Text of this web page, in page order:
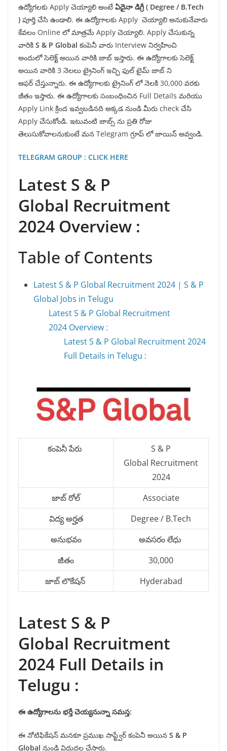
ఉద్యోగలకు Apply చెయ్యాలి అంటే ఏదైనా డిగ్రీ( Degree / B.Tech
) పూర్తి చేసి ఉండాలి. ఈ ఉద్యోగాలకు Apply చెయ్యాలి అనుకునేవారు
కేవలం Online లో మాత్రమే Apply చెయ్యాలి. Apply చేసుకున్న
వారికి S & P Global కంపెనీ వారు Interview నిర్వహించి
అందులో సెలెక్ట్ అయిన వారికి జాబ్ ఇస్తారు. ఈ ఉద్యోగాలకు సెలెక్ట్
అయిన వారికి 3 నెలలు ట్రైనింగ్ ఇచ్చి ఫుల్ టైమ్ జాబ్ ని
ఆఫర్ చేస్తున్నారు. ఈ ఉద్యోగాలకు ట్రైనింగ్ లో నెలకి 30,000 వరకు
జీతం ఇస్తారు. ఈ ఉద్యోగాలకు సంబంధించిన Full Details మరియు
Apply Link క్రింద ఇవ్వబడినది అక్కడ నుండి మీరు check చేసి
Apply చేసుకోండి. ఇటువంటి జాబ్స్ ను ప్రతి రోజు
తెలుసుకోవాలనుకుంటే మన Telegram గ్రూప్ లో జాయిన్ అవ్వండి.
TELEGRAM GROUP : CLICK HERE
Latest S & P
Global Recruitment
2024 Overview :
Table of Contents
Latest S & P Global Recruitment 2024 | S & P
Global Jobs in Telugu
Latest S & P Global Recruitment
2024 Overview :
Latest S & P Global Recruitment 2024
Full Details in Telugu :
కంపెనీ పేరు
S & P
Global Recruitment
2024
జాబ్ రోల్
Associate
విద్య అర్హత
Degree / B.Tech
అనుభవం
అవసరం లేధు
జీతం
30,000
జాబ్ లొకేషన్
Hyderabad
Latest S & P
Global Recruitment
2024 Full Details in
Telugu :
ఈ ఉద్యోగాలను భర్తీచెయ్యనున్నా సమస్త:
ఈ నోటిఫికేషన్ మనకూ ప్రముఖ సాఫ్ట్వేర్ కంపెనీ అయిన S & P
Global నుండి విదుదల చేసారు.